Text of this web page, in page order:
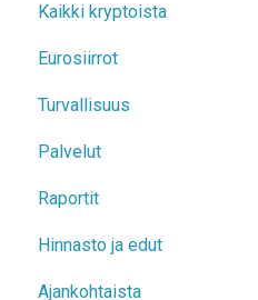
Kaksivaiheinen todennus
Kaikki kryptoista
Kaupankäynti
Kryptovaluuttasiirrot
Eurosiirrot
Turvallisuus
Regulaatio
Varojen alkuperä
Vinkit turvallisuudesta
Yksityisyys ja tilin
Palvelut
Kuukausisäästö
Säilö
Coinmotion Wealth
Raportit
Hinnasto ja edut
Ajankohtaista